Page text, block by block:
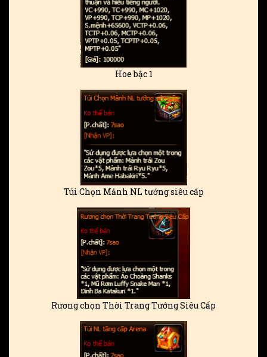
Hoe bậc 1
Túi Chọn Mảnh NL tướng siêu cấp
Rương chọn Thời Trang Tướng Siêu Cấp